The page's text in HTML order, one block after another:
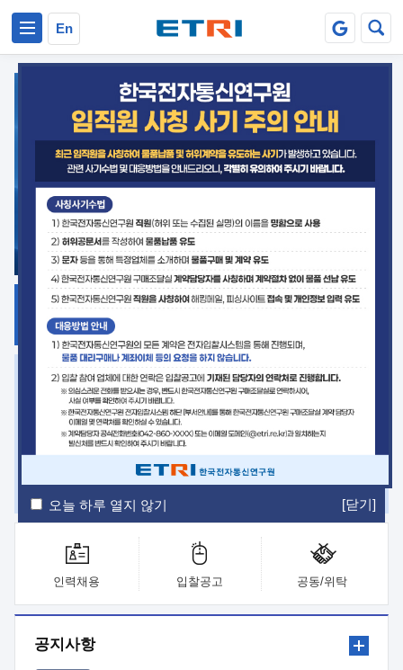
오늘 하루 열지 않기 [닫기]
En
지식공유
플랫폼
ETRI 오픈소스
발간자료
ETRI Insight
ETRI Journal
전자통신동향분석
ETRI 웹진
ETRI 간행물
전자도서관
인력채용 입찰공고 공동/위탁
공지사항